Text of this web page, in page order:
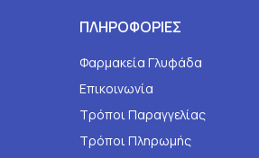
ΠΛΗΡΟΦΟΡΙΕΣ
Φαρμακεία Γλυφάδα
Επικοινωνία
Τρόποι Παραγγελίας
Τρόποι Πληρωμής